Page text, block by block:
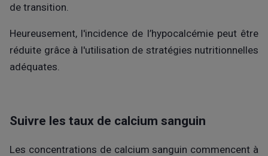
de transition.
Heureusement, l'incidence de l’hypocalcémie peut être
réduite grâce à l'utilisation de stratégies nutritionnelles
adéquates.
Suivre les taux de calcium sanguin
Les concentrations de calcium sanguin commencent à